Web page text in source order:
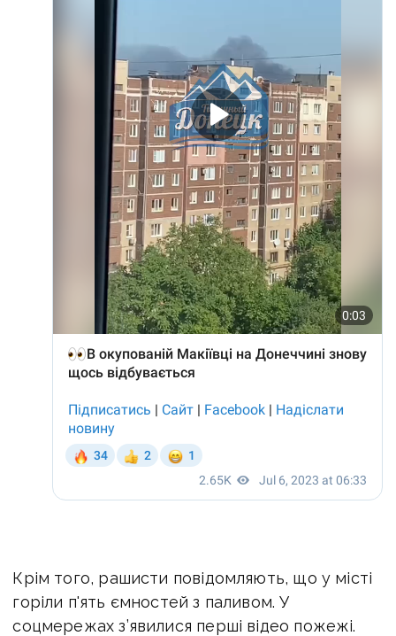
Крім того, рашисти повідомляють, що у місті
горіли п'ять ємностей з паливом. У
соцмережах з’явилися перші відео пожежі.